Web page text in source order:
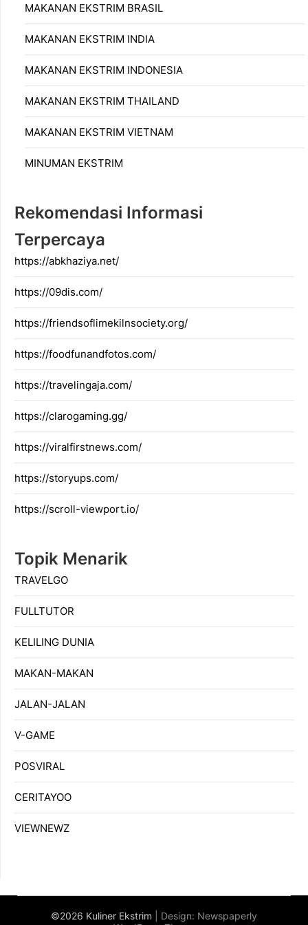
MAKANAN EKSTRIM BRASIL
MAKANAN EKSTRIM INDIA
MAKANAN EKSTRIM INDONESIA
MAKANAN EKSTRIM THAILAND
MAKANAN EKSTRIM VIETNAM
MINUMAN EKSTRIM
Rekomendasi Informasi
Terpercaya
https://abkhaziya.net/
https://09dis.com/
https://friendsoflimekilnsociety.org/
https://foodfunandfotos.com/
https://travelingaja.com/
https://clarogaming.gg/
https://viralfirstnews.com/
https://storyups.com/
https://scroll-viewport.io/
Topik Menarik
TRAVELGO
FULLTUTOR
KELILING DUNIA
MAKAN-MAKAN
JALAN-JALAN
V-GAME
POSVIRAL
CERITAYOO
VIEWNEWZ
©2026 Kuliner Ekstrim | Design: Newspaperly